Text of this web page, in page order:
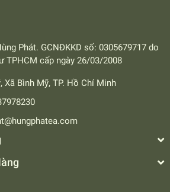
Phát. GCNĐKKD số: 0305679717 do
TPHCM cấp ngày 26/03/2008
Xã Bình Mỹ, TP. Hồ Chí Minh